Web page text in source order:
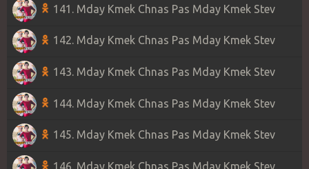
141. Mday Kmek Chnas Pas Mday Kmek Stev
142. Mday Kmek Chnas Pas Mday Kmek Stev
143. Mday Kmek Chnas Pas Mday Kmek Stev
144. Mday Kmek Chnas Pas Mday Kmek Stev
145. Mday Kmek Chnas Pas Mday Kmek Stev
146. Mday Kmek Chnas Pas Mday Kmek Stev